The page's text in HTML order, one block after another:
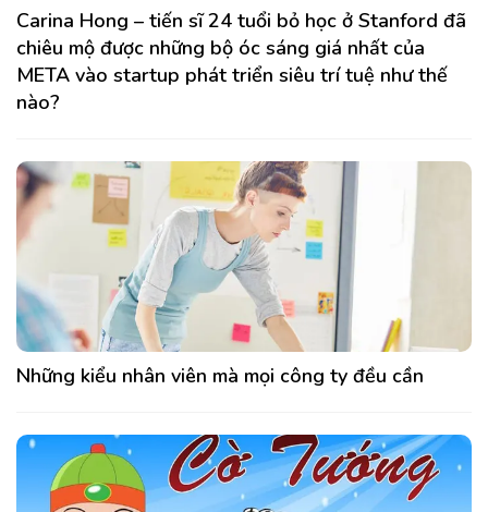
Carina Hong – tiến sĩ 24 tuổi bỏ học ở Stanford đã
chiêu mộ được những bộ óc sáng giá nhất của
META vào startup phát triển siêu trí tuệ như thế
nào?
Những kiểu nhân viên mà mọi công ty đều cần